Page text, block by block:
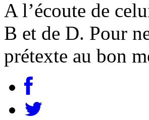
A l’écoute de
B et de D. Pour
prétexte au bon